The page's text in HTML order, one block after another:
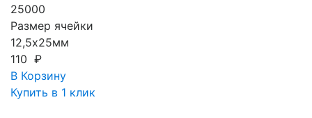
25000
Размер ячейки
12,5х25мм
110 ₽
В Корзину
Купить в 1 клик